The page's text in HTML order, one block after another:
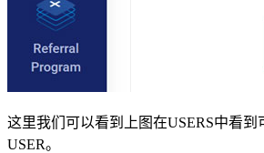
这里我们可以看到上图在USERS中看
USER。